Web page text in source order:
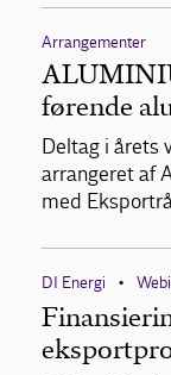
Arrangementer
førende
Deltag i årets
arrangeret af
med
DI Energi •